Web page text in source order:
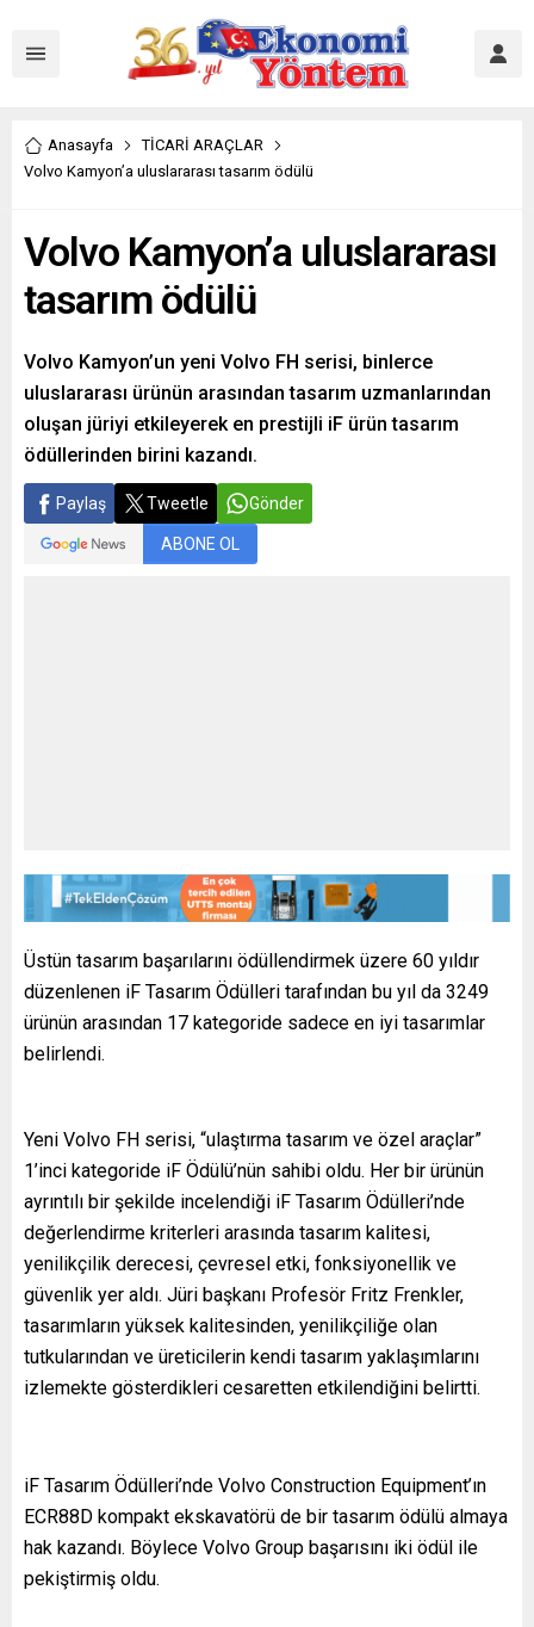
Anasayfa
TİCARİ ARAÇLAR
Volvo Kamyon’a uluslararası tasarım ödülü
Volvo Kamyon’a uluslararası
tasarım ödülü
Volvo Kamyon’un yeni Volvo FH serisi, binlerce
uluslararası ürünün arasından tasarım uzmanlarından
oluşan jüriyi etkileyerek en prestijli iF ürün tasarım
ödüllerinden birini kazandı.
Paylaş Tweetle Gönder
ABONE OL
Üstün tasarım başarılarını ödüllendirmek üzere 60 yıldır
düzenlenen iF Tasarım Ödülleri tarafından bu yıl da 3249
ürünün arasından 17 kategoride sadece en iyi tasarımlar
belirlendi.
Yeni Volvo FH serisi, “ulaştırma tasarım ve özel araçlar”
1’inci kategoride iF Ödülü’nün sahibi oldu. Her bir ürünün
ayrıntılı bir şekilde incelendiği iF Tasarım Ödülleri’nde
değerlendirme kriterleri arasında tasarım kalitesi,
yenilikçilik derecesi, çevresel etki, fonksiyonellik ve
güvenlik yer aldı. Jüri başkanı Profesör Fritz Frenkler,
tasarımların yüksek kalitesinden, yenilikçiliğe olan
tutkularından ve üreticilerin kendi tasarım yaklaşımlarını
izlemekte gösterdikleri cesaretten etkilendiğini belirtti.
iF Tasarım Ödülleri’nde Volvo Construction Equipment’ın
ECR88D kompakt ekskavatörü de bir tasarım ödülü almaya
hak kazandı. Böylece Volvo Group başarısını iki ödül ile
pekiştirmiş oldu.